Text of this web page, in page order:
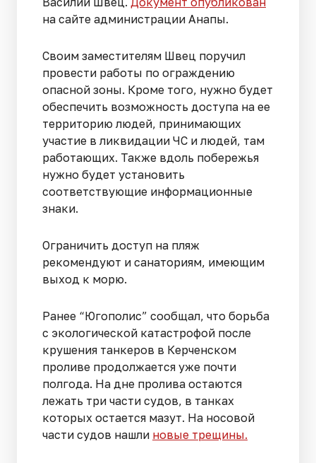
на сайте администрации Анапы.
Своим заместителям Швец поручил
провести работы по ограждению
опасной зоны. Кроме того, нужно будет
обеспечить возможность доступа на ее
территорию людей, принимающих
участие в ликвидации ЧС и людей, там
работающих. Также вдоль побережья
нужно будет установить
соответствующие информационные
знаки.
Ограничить доступ на пляж
рекомендуют и санаториям, имеющим
выход к морю.
Ранее “Югополис” сообщал, что борьба
с экологической катастрофой после
крушения танкеров в Керченском
проливе продолжается уже почти
полгода. На дне пролива остаются
лежать три части судов, в танках
которых остается мазут. На носовой
части судов нашли новые трещины.